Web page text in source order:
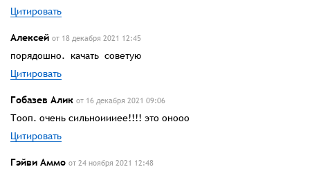
Цитировать
Алексей от 18 декабря 2021 12:45
порядошно. качать советую
Цитировать
Гобазев Алик от 16 декабря 2021 09:06
Тооп. очень сильноиииее!!!! это онооо
Цитировать
Гэйви Аммо от 24 ноября 2021 12:48